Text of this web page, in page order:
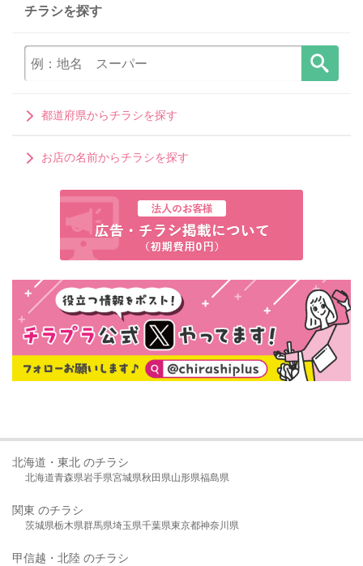
チラシを探す
都道府県からチラシを探す
お店の名前からチラシを探す
北海道・東北 のチラシ
北海道青森県岩手県宮城県秋田県山形県福島県
関東 のチラシ
茨城県栃木県群馬県埼玉県千葉県東京都神奈川県
甲信越・北陸 のチラシ